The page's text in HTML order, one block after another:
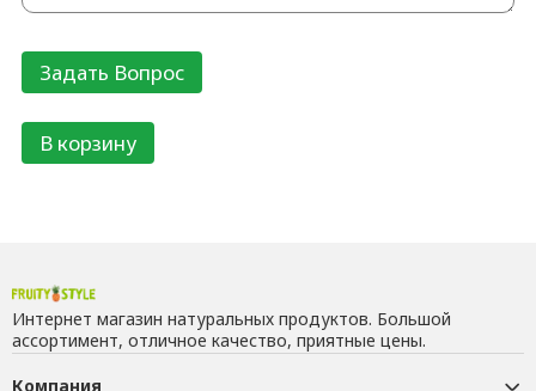
В корзину
Интернет магазин натуральных продуктов. Большой
ассортимент, отличное качество, приятные цены.
Компания